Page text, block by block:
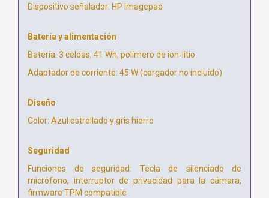
Dispositivo señalador: HP Imagepad
Batería y alimentación
Batería: 3 celdas, 41 Wh, polímero de ion-litio
Adaptador de corriente: 45 W (cargador no incluido)
Diseño
Color: Azul estrellado y gris hierro
Seguridad
Funciones de seguridad: Tecla de silenciado de
micrófono, interruptor de privacidad para la cámara,
firmware TPM compatible